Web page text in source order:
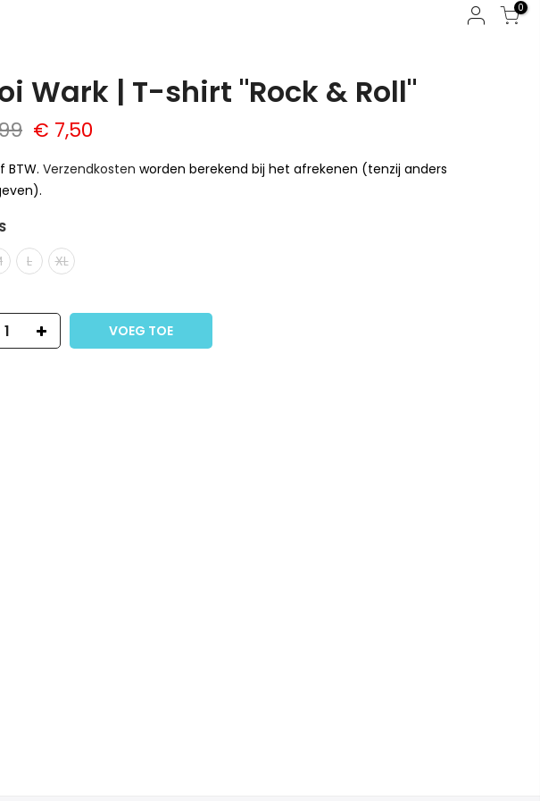
0
Wark | T-shirt "Rock & Roll"
€ 7,50
BTW. Verzendkosten worden berekend bij het afrekenen (tenzij anders
S
L XL
VOEG TOE